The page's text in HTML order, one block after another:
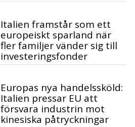
Italien framstår som ett
europeiskt sparland när
fler familjer vänder sig till
investeringsfonder
Europas nya handelssköld:
Italien pressar EU att
försvara industrin mot
kinesiska påtryckningar